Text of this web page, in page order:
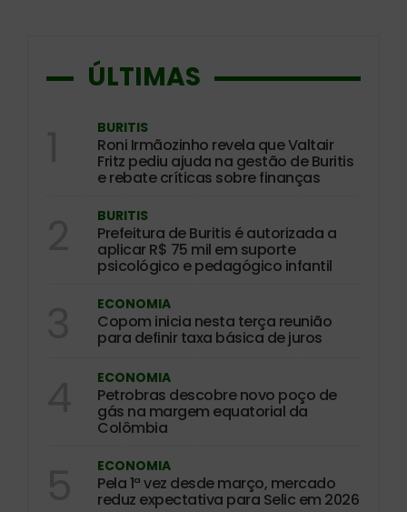
ÚLTIMAS
BURITIS
Roni Irmãozinho revela que Valtair
Fritz pediu ajuda na gestão de Buritis
e rebate críticas sobre finanças
BURITIS
Prefeitura de Buritis é autorizada a
aplicar R$ 75 mil em suporte
psicológico e pedagógico infantil
ECONOMIA
Copom inicia nesta terça reunião
para definir taxa básica de juros
ECONOMIA
Petrobras descobre novo poço de
gás na margem equatorial da
Colômbia
ECONOMIA
Pela 1ª vez desde março, mercado
reduz expectativa para Selic em 2026